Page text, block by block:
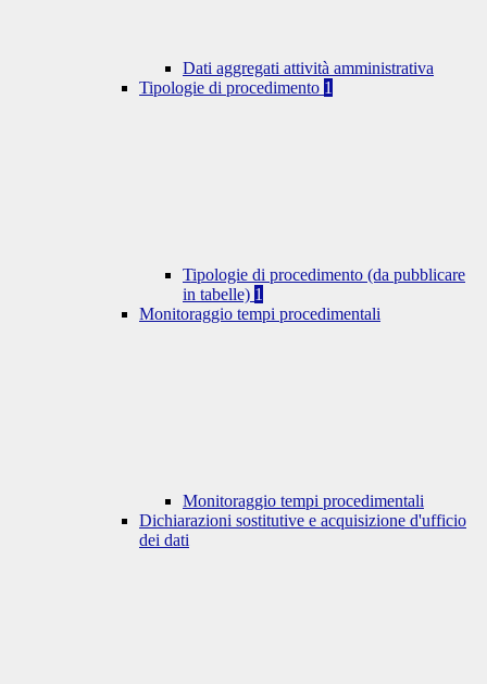
Dati aggregati attività amministrativa
Tipologie di procedimento 1
Tipologie di procedimento (da pubblicare
in tabelle) 1
Monitoraggio tempi procedimentali
Monitoraggio tempi procedimentali
Dichiarazioni sostitutive e acquisizione d'ufficio
dei dati